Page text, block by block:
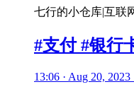
七行的小仓库|互联
#支付 #银行
13:06 · Aug 20, 2023